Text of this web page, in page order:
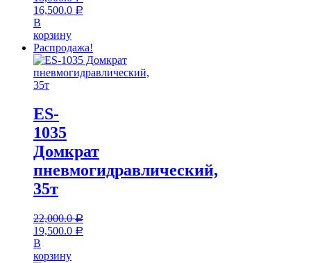
16,500.0 Р
В
корзину
Распродажа!
ES-
1035
Домкрат
пневмогидравлический,
35т
22,000.0Р
19,500.0 Р
В
корзину